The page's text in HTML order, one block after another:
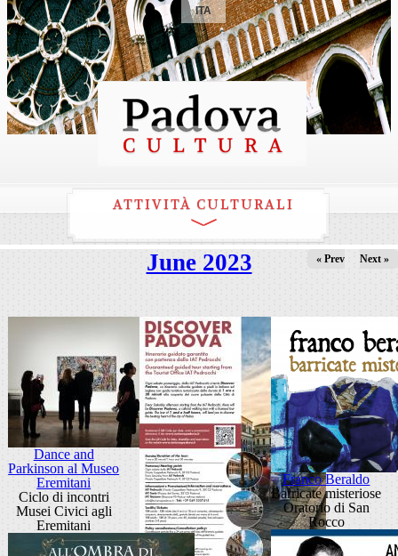
ITA
ATTIVITÀ CULTURALI
June 2023 « Prev Next »
Dance and
Parkinson al Museo
Eremitani
Ciclo di incontri
Musei Civici agli
Eremitani
Franco Beraldo
Barricate misteriose
Oratorio di San
Rocco